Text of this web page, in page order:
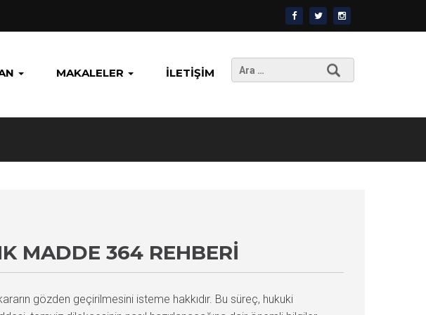
MAKALELER İLETIŞIM
Arama:
MADDE 364 REHBERI
gözden geçirilmesini isteme hakkıdır. Bu süreç, hukuki